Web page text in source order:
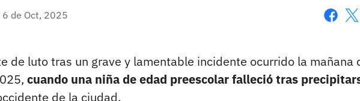
6 de Oct, 2025
de luto tras un grave y lamentable incidente ocurrido la mañana
cuando una niña de edad preescolar falleció tras
de la ciudad.